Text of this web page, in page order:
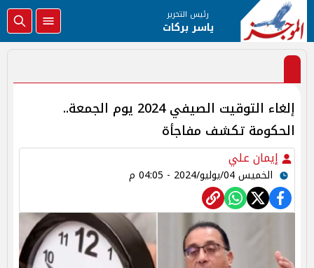
رئيس التحرير
ياسر بركات
إلغاء التوقيت الصيفي 2024 يوم الجمعة..
الحكومة تكشف مفاجأة
إيمان علي
الخميس 04/يوليو/2024 - 04:05 م